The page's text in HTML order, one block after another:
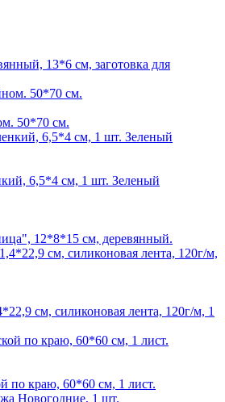
13*6 см, заготовка для
50*70 см.
6,5*4 см, 1 шт. Зеленый
12*8*15 см, деревянный.
см, силиконовая лента, 120г/м, 1
по краю, 60*60 см, 1 лист.